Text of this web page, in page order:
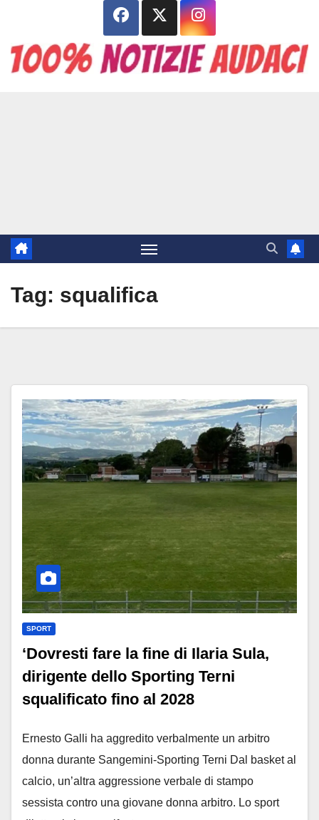
contenuto
Tag: squalifica
SPORT
‘Dovresti fare la fine di Ilaria Sula,
dirigente dello Sporting Terni
squalificato fino al 2028
Ernesto Galli ha aggredito verbalmente un arbitro
donna durante Sangemini-Sporting Terni Dal basket al
calcio, un’altra aggressione verbale di stampo
sessista contro una giovane donna arbitro. Lo sport